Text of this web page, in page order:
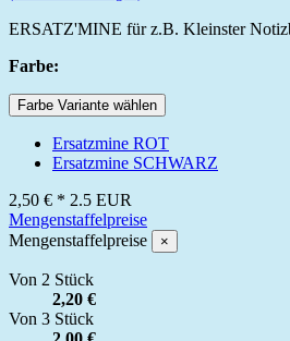
ERSATZ'MINE für z.B. Kleinster
Farbe:
Farbe Variante wählen
Ersatzmine ROT
Ersatzmine SCHWARZ
2,50 € * 2.5 EUR
Mengenstaffelpreise
Mengenstaffelpreise
×
Von 2 Stück
2,20 €
Von 3 Stück